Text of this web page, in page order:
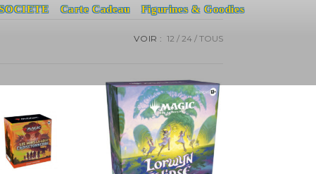
Carte Cadeau Figurines & Goodies
VOIR : 12 24 TOUS